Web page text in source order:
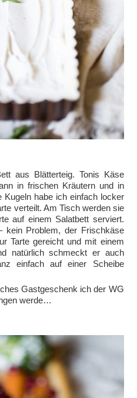
aus Blätterteig. Tonis Käse
in frischen Kräutern und in
Kugeln habe ich einfach locker
verteilt. Am Tisch werden sie
auf einem Salatbett serviert.
Problem, der Frischkäse
Tarte gereicht und mit einem
natürlich schmeckt er auch
einfach auf einer Scheibe
Gastgeschenk ich der WG
werde…